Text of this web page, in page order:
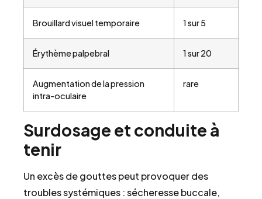
Brouillard visuel temporaire 1 sur 5
Érythème palpebral 1 sur 20
Augmentation de la pression
intra-oculaire
rare
Surdosage et conduite à
tenir
Un excès de gouttes peut provoquer des
troubles systémiques : sécheresse buccale,